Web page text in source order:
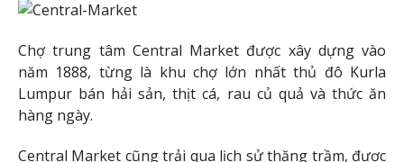
Chợ trung tâm Central Market được xây dựng vào
năm 1888, từng là khu chợ lớn nhất thủ đô Kurla
Lumpur bán hải sản, thịt cá, rau củ quả và thức ăn
hàng ngày.
Central Market cũng trải qua lịch sử thăng trầm, được